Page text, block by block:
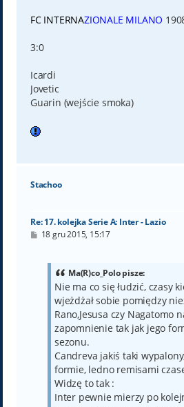
FC INTERNAZIONALE MILANO
3:0
Icardi
Jovetic
Guarin (wejście smoka)
Stachoo
Re: 17. kolejka Serie A: Inter - Lazio
P18 gru 2015, 15:17
Ma(R)co_Polo pisze:
Nie ma co się łudzić, czasy
wjeżdżał sobie pomiędzy
Rano,Jesusa czy Nagatomo
zapomnienie tak jak jego
sezonu.
Candreva jakiś taki
formie, ledno remisami
Widzę to tak :
Inter pewnie mierzy po